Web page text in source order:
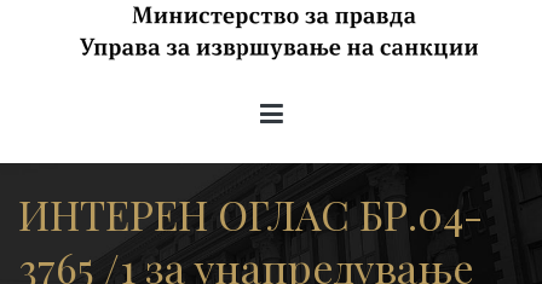
ИНТЕРЕН ОГЛАС БР.04-
3765 /1 за унапредување